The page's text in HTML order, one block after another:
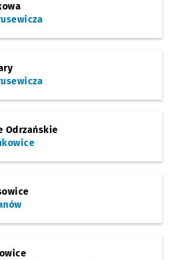
Odrzańskie